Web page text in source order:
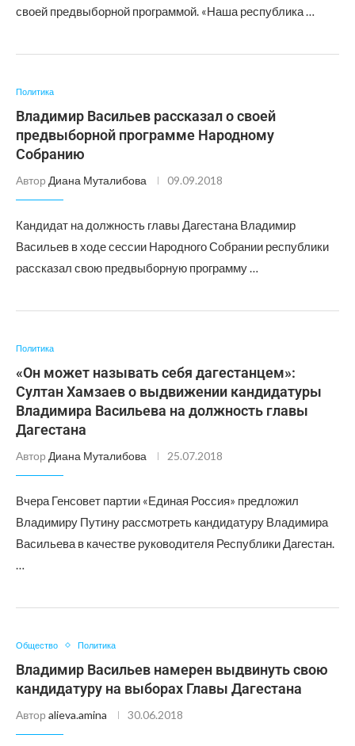
своей предвыборной программой. «Наша республика …
Политика
Владимир Васильев рассказал о своей
предвыборной программе Народному
Собранию
Автор Диана Муталибова 09.09.2018
Кандидат на должность главы Дагестана Владимир
Васильев в ходе сессии Народного Собрании республики
рассказал свою предвыборную программу …
Политика
«Он может называть себя дагестанцем»:
Султан Хамзаев о выдвижении кандидатуры
Владимира Васильева на должность главы
Дагестана
Автор Диана Муталибова 25.07.2018
Вчера Генсовет партии «Единая Россия» предложил
Владимиру Путину рассмотреть кандидатуру Владимира
Васильева в качестве руководителя Республики Дагестан.
…
Общество Политика
Владимир Васильев намерен выдвинуть свою
кандидатуру на выборах Главы Дагестана
Автор alieva.amina 30.06.2018